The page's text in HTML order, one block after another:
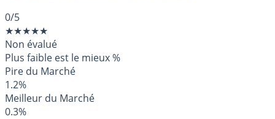
0/5
★★★★★
Non évalué
Plus faible est le mieux%
Pire du Marché
1.2%
Meilleur du Marché
0.3%